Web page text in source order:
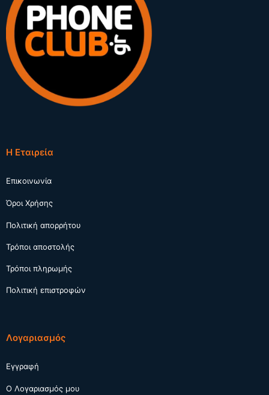
Η Εταιρεία
Επικοινωνία
Όροι Χρήσης
Πολιτική απορρήτου
Τρόποι αποστολής
Τρόποι πληρωμής
Πολιτική επιστροφών
Λογαριασμός
Εγγραφή
Ο Λογαριασμός μου